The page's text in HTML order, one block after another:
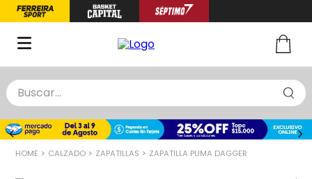
Buscar...
CALZADO ZAPATILLAS ZAPATILLA PUMA DAGGER
TÉRMINOS MÁS BUSCADOS
1.
zapatillas basquet